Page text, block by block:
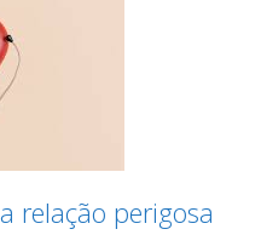
relação perigosa